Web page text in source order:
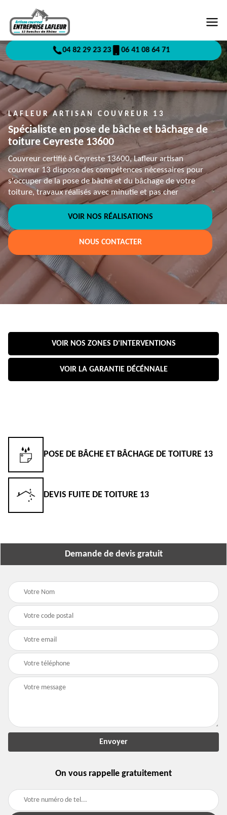
04 82 29 23 23 06 41 08 64 71
LAFLEUR ARTISAN COUVREUR 13
Spécialiste en pose de bâche et bâchage de
toiture Ceyreste 13600
Couvreur certifié à Ceyreste 13600, Lafleur artisan
couvreur 13 dispose des compétences nécessaires pour
s'occuper de la pose de bâche et du bâchage de votre
toiture, travaux réalisés avec minutie et pas cher
VOIR NOS RÉALISATIONS
NOUS CONTACTER
VOIR NOS ZONES D'INTERVENTIONS
VOIR LA GARANTIE DÉCÉNNALE
POSE DE BÂCHE ET BÂCHAGE DE TOITURE 13
DEVIS FUITE DE TOITURE 13
Demande de devis gratuit
On vous rappelle gratuitement